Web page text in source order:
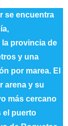
se encuentra
la provincia de
y una
por marea. El
arena y su
más cercano
el puerto